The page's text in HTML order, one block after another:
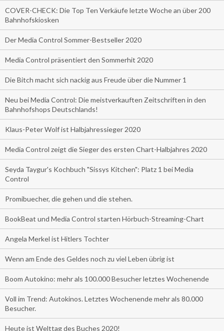
COVER-CHECK: Die Top Ten Verkäufe letzte Woche an über 200
Bahnhofskiosken
Der Media Control Sommer-Bestseller 2020
Media Control präsentiert den Sommerhit 2020
Die Bitch macht sich nackig aus Freude über die Nummer 1
Neu bei Media Control: Die meistverkauften Zeitschriften in den
Bahnhofshops Deutschlands!
Klaus-Peter Wolf ist Halbjahressieger 2020
Media Control zeigt die Sieger des ersten Chart-Halbjahres 2020
Seyda Taygur's Kochbuch "Sissys Kitchen": Platz 1 bei Media
Control
Promibuecher, die gehen und die stehen.
BookBeat und Media Control starten Hörbuch-Streaming-Chart
Angela Merkel ist Hitlers Tochter
Wenn am Ende des Geldes noch zu viel Leben übrig ist
Boom Autokino: mehr als 100.000 Besucher letztes Wochenende
Voll im Trend: Autokinos. Letztes Wochenende mehr als 80.000
Besucher.
Heute ist Welttag des Buches 2020!